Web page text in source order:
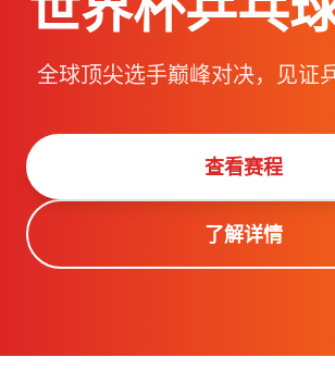
全球顶尖选手巅峰对决，见证
查看赛程
了解详情